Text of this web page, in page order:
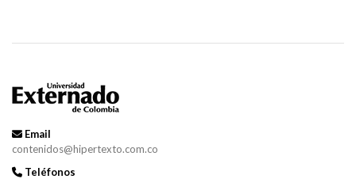
Email
contenidos@hipertexto.com.co
Teléfonos